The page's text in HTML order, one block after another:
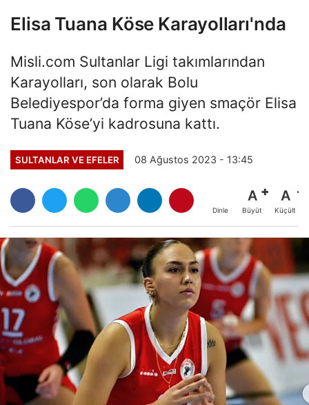
Elisa Tuana Köse Karayolları'nda
Misli.com Sultanlar Ligi takımlarından
Karayolları, son olarak Bolu
Belediyespor’da forma giyen smaçör Elisa
Tuana Köse’yi kadrosuna kattı.
SULTANLAR VE EFELER 08 Ağustos 2023 - 13:45
Dinle
A
Büyüt
A
Küçült